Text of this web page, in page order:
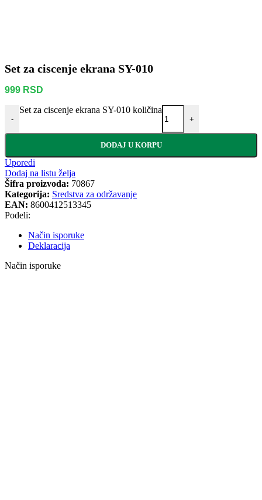
Set za ciscenje ekrana SY-010
999 RSD
-
Set za ciscenje ekrana SY-010 količina
+
DODAJ U KORPU
Uporedi
Dodaj na listu želja
Šifra proizvoda: 70867
Kategorija: Sredstva za održavanje
EAN: 8600412513345
Podeli:
Način isporuke
Deklaracija
Način isporuke